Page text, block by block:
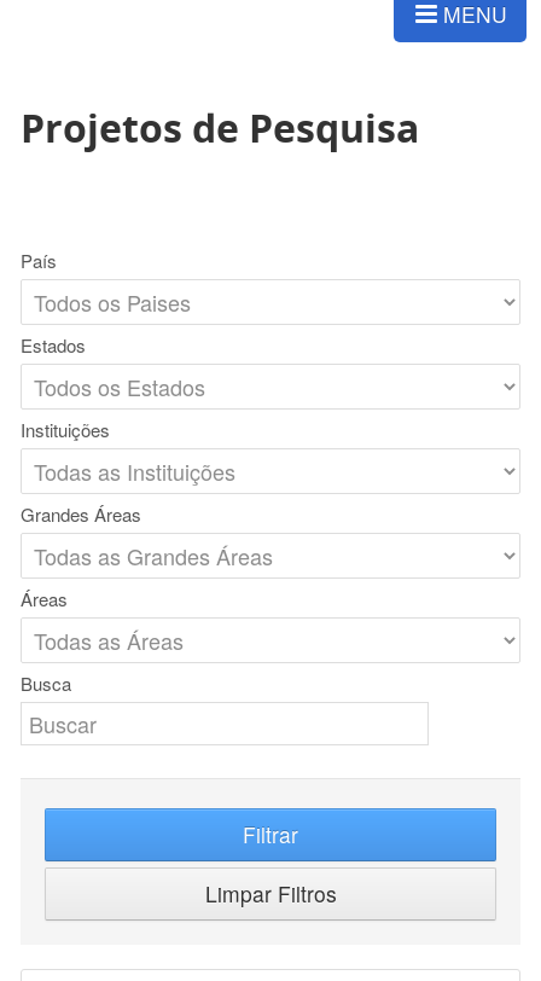
MENU
Projetos de Pesquisa
País
Estados
Instituições
Grandes Áreas
Áreas
Busca
Filtrar
Limpar Filtros